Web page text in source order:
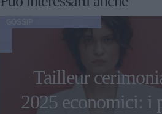
Tailleur
2025 economici: i